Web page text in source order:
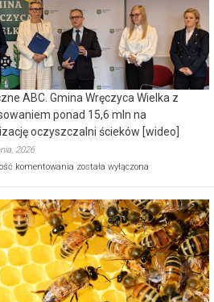
ABC. Gmina Wręczyca Wielka z
ponad 15,6 mln na
oczyszczalni ścieków [wideo]
2026
komentowania Ekologiczne
Wręczyca
Wielka
z
dofinansowaniem
ponad
15,6
mln
na
została wyłączona